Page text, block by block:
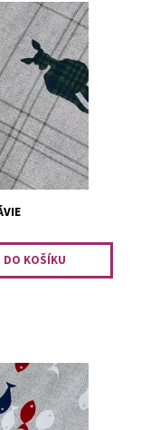
přenášení
Divotvůrce,
přenášení
Divotvůrce,